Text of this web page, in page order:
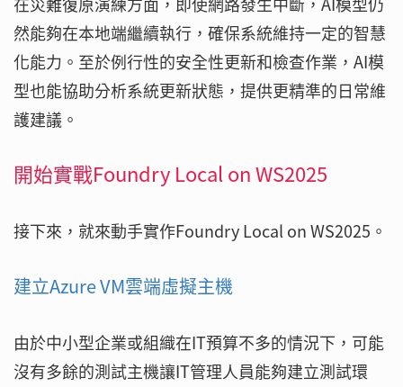
然能夠在本地端繼續執行，確保系統維持一定的智慧
化能力。至於例行性的安全性更新和檢查作業，AI模
型也能協助分析系統更新狀態，提供更精準的日常維
護建議。
開始實戰Foundry Local on WS2025
接下來，就來動手實作Foundry Local on WS2025。
建立Azure VM雲端虛擬主機
由於中小型企業或組織在IT預算不多的情況下，可能
沒有多餘的測試主機讓IT管理人員能夠建立測試環